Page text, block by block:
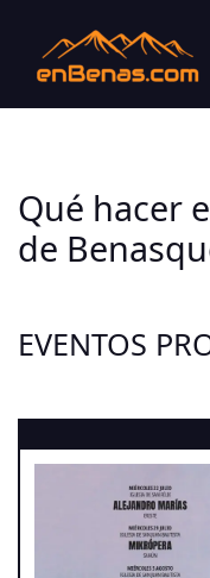
Qué hacer
de
EVENTOS